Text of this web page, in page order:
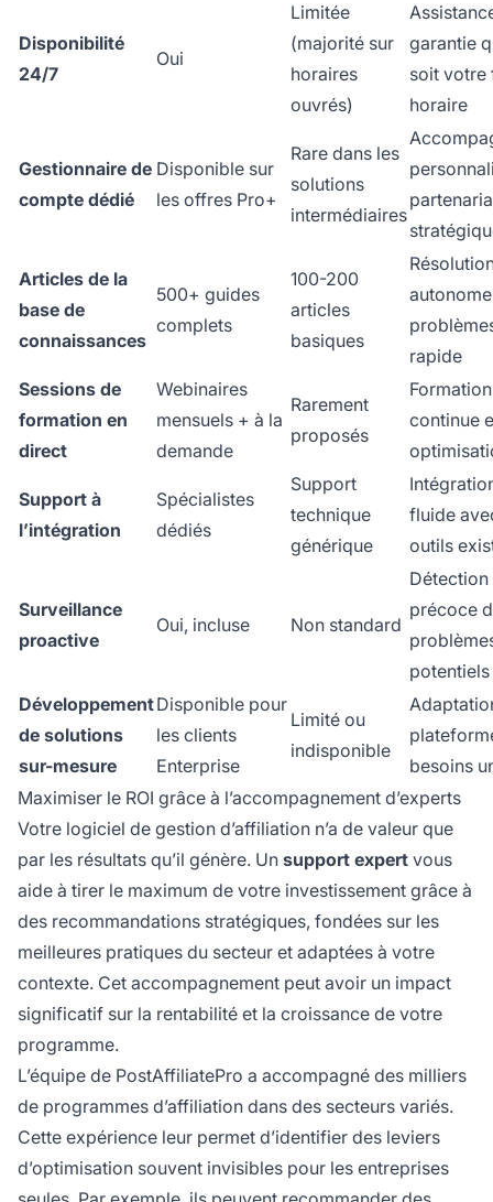
Disponibilité
24/7
Oui
Limitée
(majorité sur
horaires
ouvrés)
garantie
soit votre
horaire
Gestionnaire de
compte dédié
Disponible sur
les offres Pro+
Rare dans les
solutions
intermédiaires
Articles de la
base de
connaissances
500+ guides
complets
100-200
articles
basiques
rapide
Sessions de
formation en
direct
Webinaires
mensuels + à la
demande
Rarement
proposés
Formation
continue
Support à
l’intégration
Spécialistes
dédiés
Support
technique
générique
fluide
outils
Surveillance
proactive
Oui, incluse Non standard
Détection
précoce
potentiels
Développement
de solutions
sur-mesure
Disponible pour
les clients
Enterprise
Limité ou
indisponible
besoins
Maximiser le ROI grâce à l’accompagnement d’experts
Votre logiciel de gestion d’affiliation n’a de valeur que
par les résultats qu’il génère. Un support expert vous
aide à tirer le maximum de votre investissement grâce à
des recommandations stratégiques, fondées sur les
meilleures pratiques du secteur et adaptées à votre
contexte. Cet accompagnement peut avoir un impact
significatif sur la rentabilité et la croissance de votre
programme.
L’équipe de PostAffiliatePro a accompagné des milliers
de programmes d’affiliation dans des secteurs variés.
Cette expérience leur permet d’identifier des leviers
d’optimisation souvent invisibles pour les entreprises